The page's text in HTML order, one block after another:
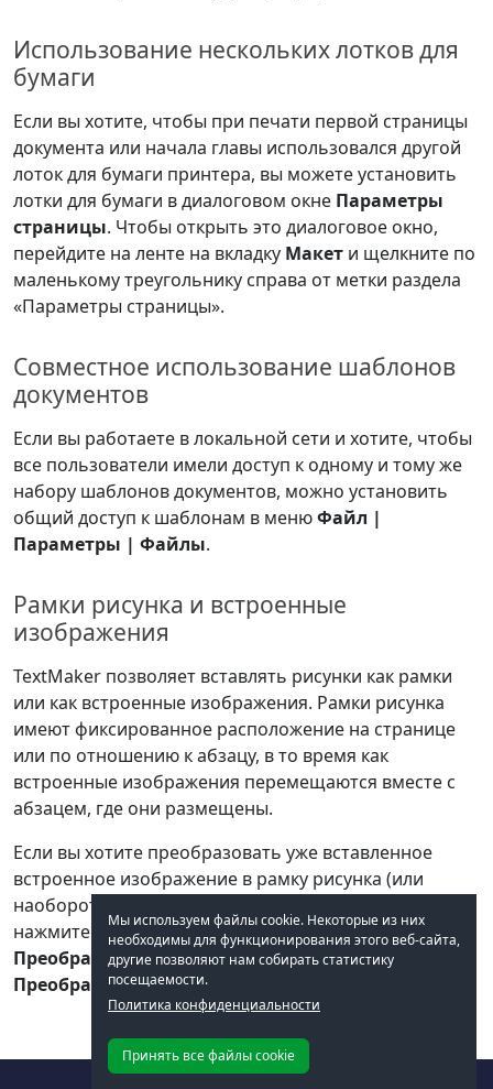
Использование нескольких лотков для
бумаги
Если вы хотите, чтобы при печати первой страницы
документа или начала главы использовался другой
лоток для бумаги принтера, вы можете установить
лотки для бумаги в диалоговом окне Параметры
страницы. Чтобы открыть это диалоговое окно,
перейдите на ленте на вкладку Макет и щелкните по
маленькому треугольнику справа от метки раздела
«Параметры страницы».
Совместное использование шаблонов
документов
Если вы работаете в локальной сети и хотите, чтобы
все пользователи имели доступ к одному и тому же
набору шаблонов документов, можно установить
общий доступ к шаблонам в менюФайл |
Параметры | Файлы.
Рамки рисунка и встроенные
изображения
TextMaker позволяет вставлять рисунки как рамки
или как встроенные изображения. Рамки рисунка
имеют фиксированное расположение на странице
или по отношению к абзацу, в то время как
встроенные изображения перемещаются вместе с
абзацем, где они размещены.
Если вы хотите преобразовать уже вставленное
встроенное изображение в рамку рисунка (или
наоборот), выберите в TextMaker изображение,
нажмите правую кнопку мыши и выберите команду
Преобразовать в рамку рисункаили
Преобразовать во встроенный объект
Мы используем файлы cookie. Некоторые из них
необходимы для функционирования этого веб-сайта,
другие позволяют нам собирать статистику
посещаемости.
Политика конфиденциальности
Принять все файлы cookie